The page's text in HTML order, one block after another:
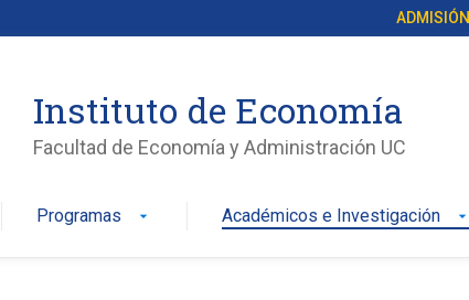
ADMISIÓN
Instituto de Economía
Facultad de Economía y Administración UC
Programas arrow_drop_down Académicos e Investigación arrow_drop_down